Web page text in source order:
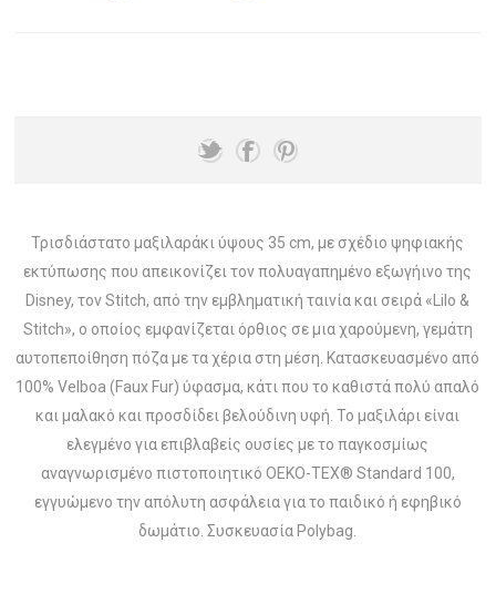
Τρισδιάστατο μαξιλαράκι ύψους 35 cm, με σχέδιο ψηφιακής
εκτύπωσης που απεικονίζει τον πολυαγαπημένο εξωγήινο της
Disney, τον Stitch, από την εμβληματική ταινία και σειρά «Lilo &
Stitch», ο οποίος εμφανίζεται όρθιος σε μια χαρούμενη, γεμάτη
αυτοπεποίθηση πόζα με τα χέρια στη μέση. Κατασκευασμένο από
100% Velboa (Faux Fur) ύφασμα, κάτι που το καθιστά πολύ απαλό
και μαλακό και προσδίδει βελούδινη υφή. Το μαξιλάρι είναι
ελεγμένο για επιβλαβείς ουσίες με το παγκοσμίως
αναγνωρισμένο πιστοποιητικό OEKO-TEX® Standard 100,
εγγυώμενο την απόλυτη ασφάλεια για το παιδικό ή εφηβικό
δωμάτιο. Συσκευασία Polybag.